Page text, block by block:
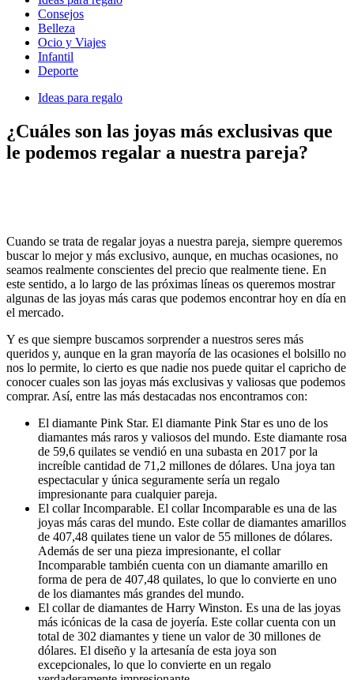
Consejos
Belleza
Ocio y Viajes
Infantil
Deporte
Ideas para regalo
¿Cuáles son las joyas más exclusivas que
le podemos regalar a nuestra pareja?
Cuando se trata de regalar joyas a nuestra pareja, siempre queremos
buscar lo mejor y más exclusivo, aunque, en muchas ocasiones, no
seamos realmente conscientes del precio que realmente tiene. En
este sentido, a lo largo de las próximas líneas os queremos mostrar
algunas de las joyas más caras que podemos encontrar hoy en día en
el mercado.
Y es que siempre buscamos sorprender a nuestros seres más
queridos y, aunque en la gran mayoría de las ocasiones el bolsillo no
nos lo permite, lo cierto es que nadie nos puede quitar el capricho de
conocer cuales son las joyas más exclusivas y valiosas que podemos
comprar. Así, entre las más destacadas nos encontramos con:
El diamante Pink Star. El diamante Pink Star es uno de los
diamantes más raros y valiosos del mundo. Este diamante rosa
de 59,6 quilates se vendió en una subasta en 2017 por la
increíble cantidad de 71,2 millones de dólares. Una joya tan
espectacular y única seguramente sería un regalo
impresionante para cualquier pareja.
El collar Incomparable. El collar Incomparable es una de las
joyas más caras del mundo. Este collar de diamantes amarillos
de 407,48 quilates tiene un valor de 55 millones de dólares.
Además de ser una pieza impresionante, el collar
Incomparable también cuenta con un diamante amarillo en
forma de pera de 407,48 quilates, lo que lo convierte en uno
de los diamantes más grandes del mundo.
El collar de diamantes de Harry Winston. Es una de las joyas
más icónicas de la casa de joyería. Este collar cuenta con un
total de 302 diamantes y tiene un valor de 30 millones de
dólares. El diseño y la artesanía de esta joya son
excepcionales, lo que lo convierte en un regalo